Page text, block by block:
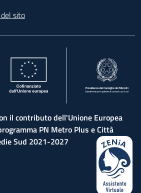
sito
il contributo dell'Unione Europea
PN Metro Plus e Città
Sud 2021-2027